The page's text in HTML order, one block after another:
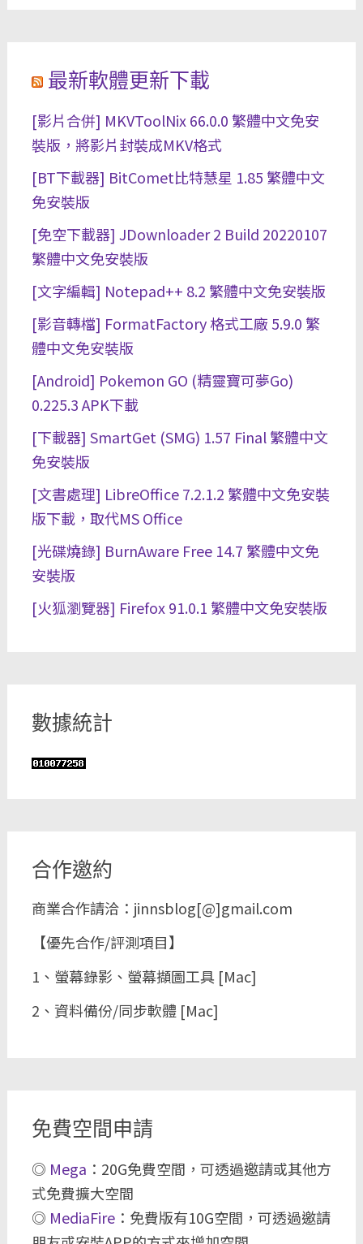
最新軟體更新下載
[影片合併] MKVToolNix 66.0.0 繁體中文免安
裝版，將影片封裝成MKV格式
[BT下載器] BitComet比特慧星 1.85 繁體中文
免安裝版
[免空下載器] JDownloader 2 Build 20220107
繁體中文免安裝版
[文字編輯] Notepad++ 8.2 繁體中文免安裝版
[影音轉檔] FormatFactory 格式工廠 5.9.0 繁
體中文免安裝版
[Android] Pokemon GO (精靈寶可夢Go)
0.225.3 APK下載
[下載器] SmartGet (SMG) 1.57 Final 繁體中文
免安裝版
[文書處理] LibreOffice 7.2.1.2 繁體中文免安裝
版下載，取代MS Office
[光碟燒錄] BurnAware Free 14.7 繁體中文免
安裝版
[火狐瀏覽器] Firefox 91.0.1 繁體中文免安裝版
數據統計
合作邀約
商業合作請洽：jinnsblog[@]gmail.com
【優先合作/評測項目】
1、螢幕錄影、螢幕擷圖工具 [Mac]
2、資料備份/同步軟體 [Mac]
免費空間申請
◎ Mega ：20G免費空間，可透過邀請或其他方
式免費擴大空間
◎ MediaFire：免費版有10G空間，可透過邀請